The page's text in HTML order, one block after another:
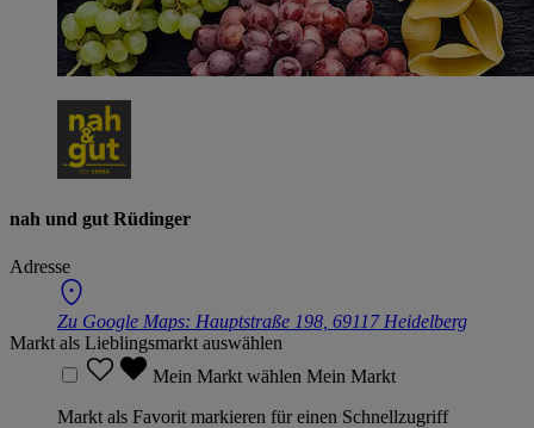
nah und gut Rüdinger
Adresse
Zu Google Maps: Hauptstraße 198, 69117 Heidelberg
Markt als Lieblingsmarkt auswählen
Mein Markt wählen Mein Markt
Markt als Favorit markieren für einen Schnellzugriff